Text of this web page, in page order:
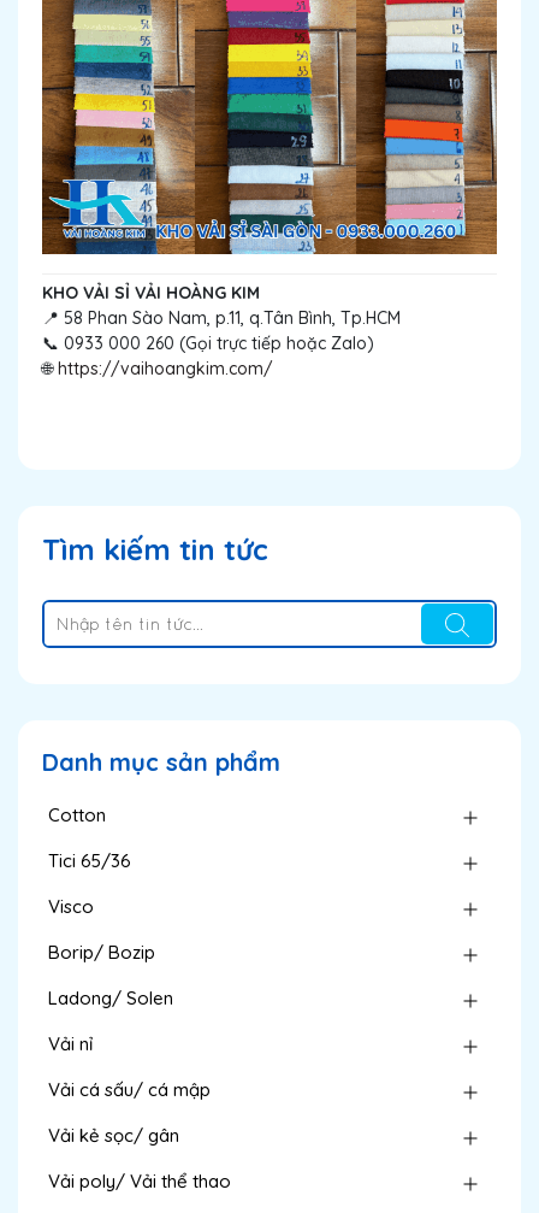
KHO VẢI SỈ VẢI HOÀNG KIM
📍 58 Phan Sào Nam, p.11, q.Tân Bình, Tp.HCM
📞 0933 000 260 (Gọi trực tiếp hoặc Zalo)
🌐https://vaihoangkim.com/
Tìm kiếm tin tức
Danh mục sản phẩm
Cotton
Tici 65/36
Visco
Borip/ Bozip
Ladong/ Solen
Vải nỉ
Vải cá sấu/ cá mập
Vải kẻ sọc/ gân
Vải poly/ Vải thể thao